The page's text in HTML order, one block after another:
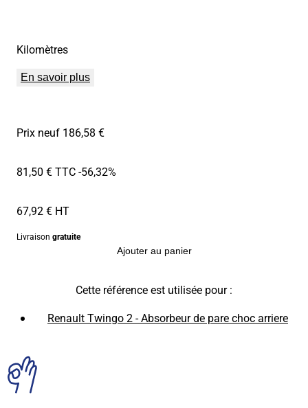
Kilomètres
En savoir plus
Prix neuf 186,58 €
81,50 € TTC-56,32%
67,92 € HT
Livraison gratuite
Ajouter au panier
Cette référence est utilisée pour :
Renault Twingo 2 - Absorbeur de pare choc arriere